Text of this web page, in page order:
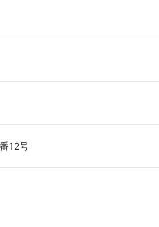
12号